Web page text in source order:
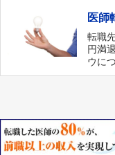
医師
転職
円満
ウに